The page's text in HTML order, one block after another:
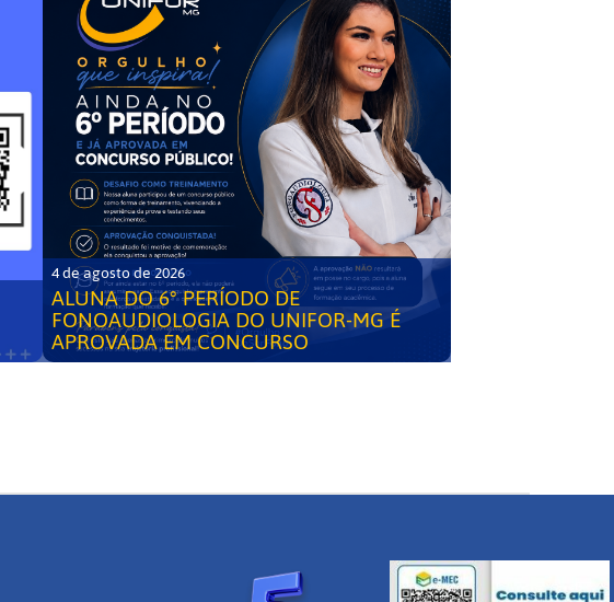
4 de agosto de 2026
ALUNA DO 6° PERÍODO DE
FONOAUDIOLOGIA DO UNIFOR-MG É
APROVADA EM CONCURSO